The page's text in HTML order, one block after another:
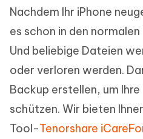
Nachdem Ihr iPhone
es schon in den
Und beliebige Dateien
oder verloren werden.
Backup erstellen, um
schützen. Wir bieten
Tool-Tenorshare